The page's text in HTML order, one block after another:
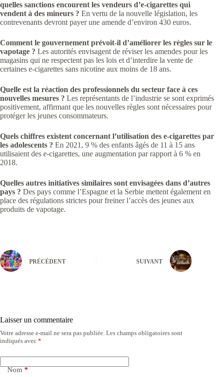
quelles sanctions encourent les vendeurs d’e-cigarettes qui
vendent à des mineurs ? En vertu de la nouvelle législation, les
contrevenants devront payer une amende d’environ 430 euros.
Comment le gouvernement prévoit-il d’améliorer les règles sur le
vapotage ? Les autorités envisagent de réviser les amendes pour les
magasins qui ne respectent pas les lois et d’interdire la vente de
certaines e-cigarettes sans nicotine aux moins de 18 ans.
Quelle est la réaction des professionnels du secteur face à ces
nouvelles mesures ? Les représentants de l’industrie se sont exprimés
positivement, affirmant que les nouvelles règles sont nécessaires pour
protéger les jeunes consommateurs.
Quels chiffres existent concernant l’utilisation des e-cigarettes par
les adolescents ? En 2021, 9 % des enfants âgés de 11 à 15 ans
utilisaient des e-cigarettes, une augmentation par rapport à 6 % en
2018.
Quelles autres initiatives similaires sont envisagées dans d’autres
pays ? Des pays comme l’Espagne et la Serbie mettent également en
place des régulations strictes pour freiner l’accès des jeunes aux
produits de vapotage.
PRÉCÉDENT SUIVANT
Laisser un commentaire
Votre adresse e-mail ne sera pas publiée. Les champs obligatoires sont
indiqués avec *
Nom *